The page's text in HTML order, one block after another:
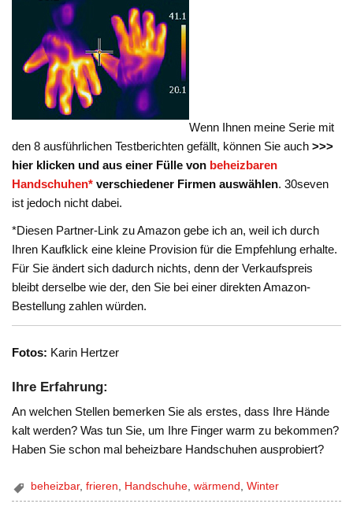
Wenn Ihnen meine Serie mit
den 8 ausführlichen Testberichten gefällt, können Sie auch>>>
hier klicken und aus einer Fülle von beheizbaren
Handschuhen* verschiedener Firmen auswählen. 30seven
ist jedoch nicht dabei.
*Diesen Partner-Link zu Amazon gebe ich an, weil ich durch
Ihren Kaufklick eine kleine Provision für die Empfehlung erhalte.
Für Sie ändert sich dadurch nichts, denn der Verkaufspreis
bleibt derselbe wie der, den Sie bei einer direkten Amazon-
Bestellung zahlen würden.
Fotos: Karin Hertzer
Ihre Erfahrung:
An welchen Stellen bemerken Sie als erstes, dass Ihre Hände
kalt werden? Was tun Sie, um Ihre Finger warm zu bekommen?
Haben Sie schon mal beheizbare Handschuhen ausprobiert?
beheizbar,frieren, Handschuhe,wärmend ,Winter